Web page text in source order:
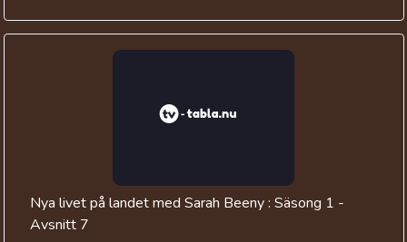
Nya livet på landet med Sarah Beeny : Säsong 1 -
Avsnitt 7